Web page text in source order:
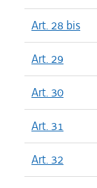
Art. 28 bis
Art. 29
Art. 30
Art. 31
Art. 32